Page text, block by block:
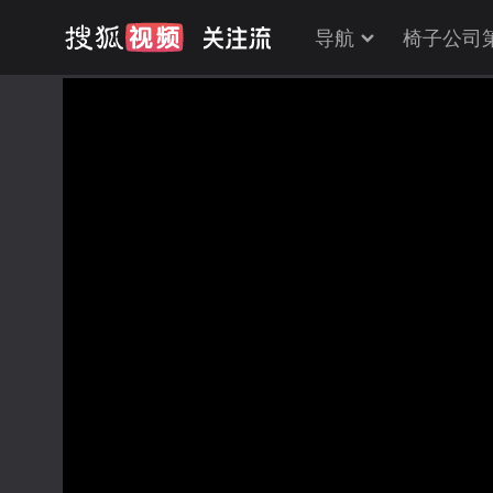
导航 椅子公司